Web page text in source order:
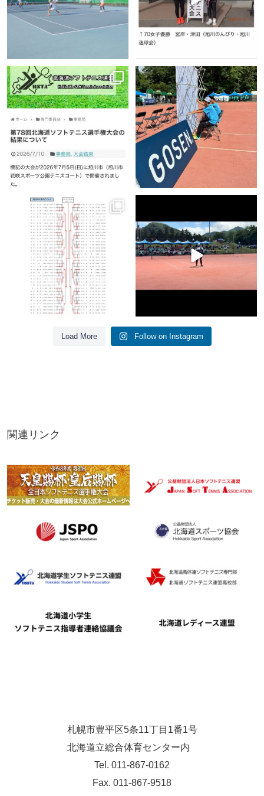
令和8年７月5日(日)に旭川市花咲スポ
ーツ公園テニスコートで開催されまし
た『第７8回北海道ソフトテニ...
7月 13
91 0
🏆ハイジャパ2026🏆
華やかな舞台の裏には、黙って支える
力があります。...
6月 28
467 0
🏆ハイジャパ2026🏆
男女ダブルスの結果をお知らせします
【男子】...
6月 28
346 0
6月 28
683 0
Load More Follow on Instagram
関連リンク
札幌市豊平区5条11丁目1番1号
北海道立総合体育センター内
Tel. 011-867-0162
Fax. 011-867-9518